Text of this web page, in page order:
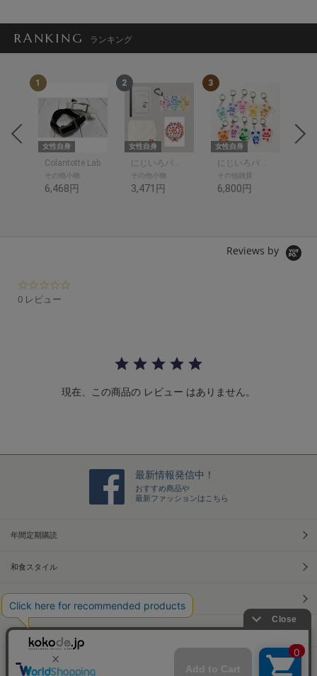
RANKING ランキング
1
女性自身
Colantotte Lab
その他小物
6,468円
2
女性自身
その他小物
3,471円
3
女性自身
その他雑貨
6,800円
Reviews by
i
0 レビュー
現在、この商品の レビュー はありません。
最新情報発信中！
おすすめ商品や
最新ファッションはこちら
年間定期購読
和食スタイル
本屋さんへ行こう！キャンペーン
Information